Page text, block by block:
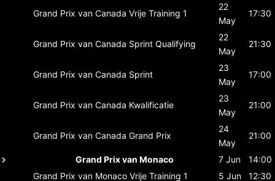
Grand Prix van Canada Vrije Training 1
22
May
17:30
Grand Prix van Canada Sprint Qualifying
22
May
21:30
Grand Prix van Canada Sprint
23
May
17:00
Grand Prix van Canada Kwalificatie
23
May
21:00
Grand Prix van Canada Grand Prix
24
May
21:00
Grand Prix van Monaco 7 Jun
14:00
Grand Prix van Monaco Vrije Training 1 5 Jun
12:30